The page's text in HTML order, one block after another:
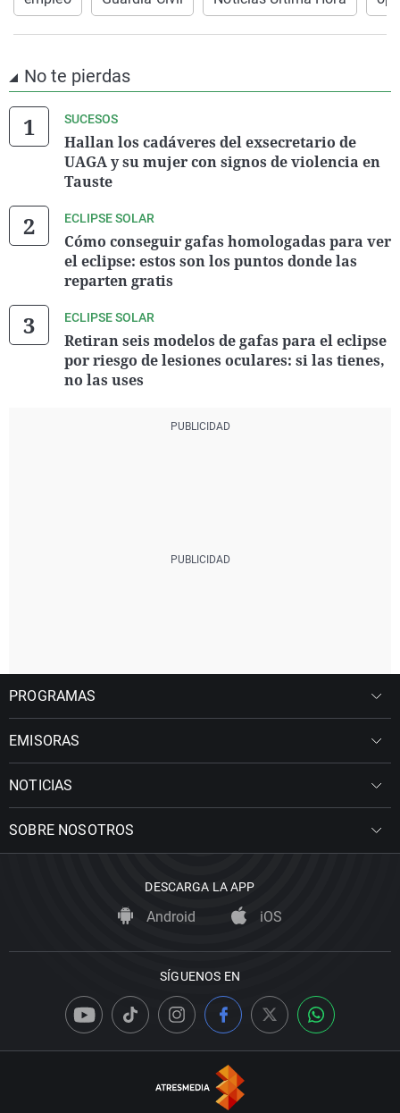
No te pierdas
SUCESOS
Hallan los cadáveres del exsecretario de
UAGA y su mujer con signos de violencia en
Tauste
ECLIPSE SOLAR
Cómo conseguir gafas homologadas para ver
el eclipse: estos son los puntos donde las
reparten gratis
ECLIPSE SOLAR
Retiran seis modelos de gafas para el eclipse
por riesgo de lesiones oculares: si las tienes,
no las uses
PROGRAMAS
EMISORAS
NOTICIAS
SOBRE NOSOTROS
DESCARGA LA APP
Android iOS
SÍGUENOS EN